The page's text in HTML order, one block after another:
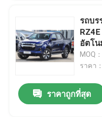
รถบร
อัตโน
MOQ
ราคา
ราคาถูกที่สุด